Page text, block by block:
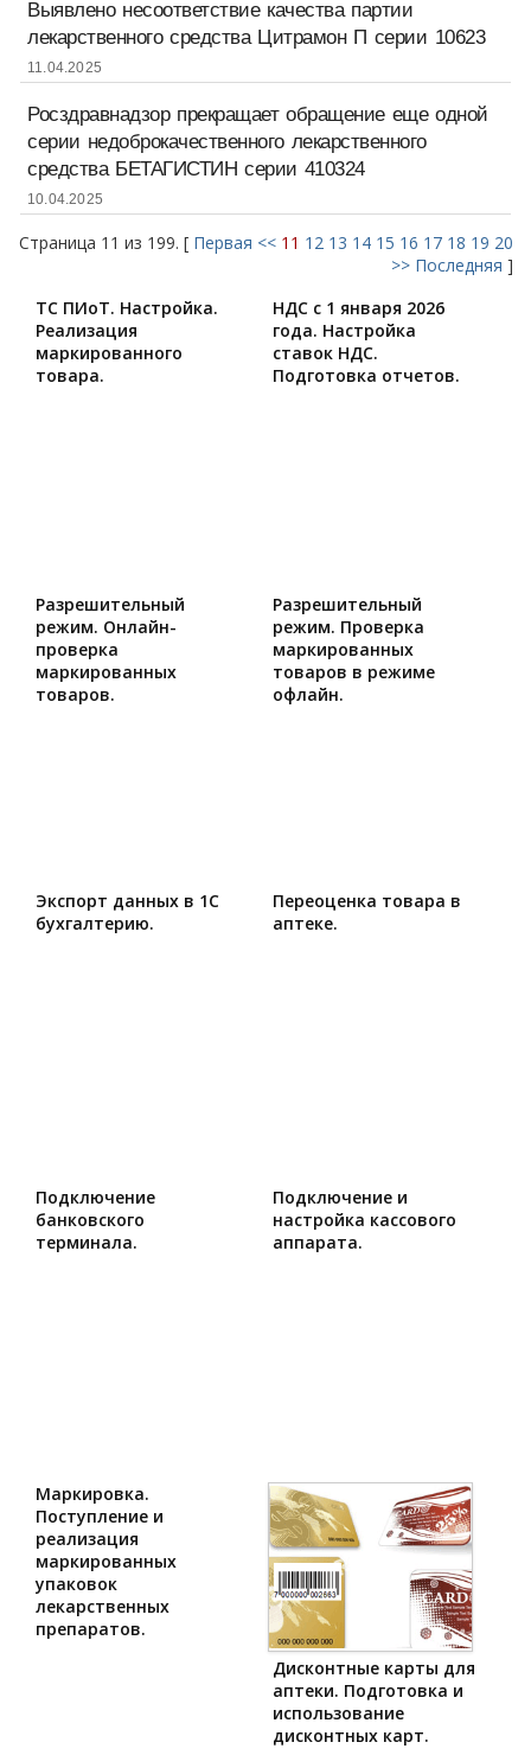
Выявлено несоответствие качества партии
лекарственного средства Цитрамон П серии 10623
11.04.2025
Росздравнадзор прекращает обращение еще одной
серии недоброкачественного лекарственного
средства БЕТАГИСТИН серии 410324
10.04.2025
Страница 11 из 199. [ Первая << 11 12 13 14 15 16 17 18 19 20
>> Последняя ]
ТС ПИоТ. Настройка.
Реализация
маркированного
товара.
НДС с 1 января 2026
года. Настройка
ставок НДС.
Подготовка отчетов.
Разрешительный
режим. Онлайн-
проверка
маркированных
товаров.
Разрешительный
режим. Проверка
маркированных
товаров в режиме
офлайн.
Экспорт данных в 1С
бухгалтерию.
Переоценка товара в
аптеке.
Подключение
банковского
терминала.
Подключение и
настройка кассового
аппарата.
Маркировка.
Поступление и
реализация
маркированных
упаковок
лекарственных
препаратов.
Дисконтные карты для
аптеки. Подготовка и
использование
дисконтных карт.